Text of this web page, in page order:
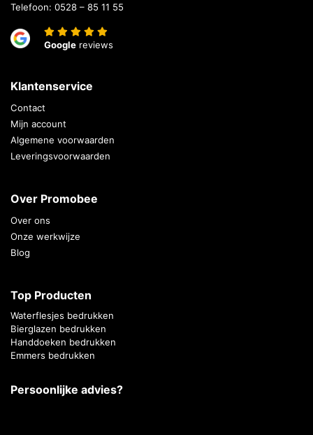
Telefoon: 0528 – 85 11 55
Google reviews
Klantenservice
Contact
Mijn account
Algemene voorwaarden
Leveringsvoorwaarden
Over Promobee
Over ons
Onze werkwijze
Blog
Top Producten
Waterflesjes bedrukken
Bierglazen bedrukken
Handdoeken bedrukken
Emmers bedrukken
Persoonlijke advies?